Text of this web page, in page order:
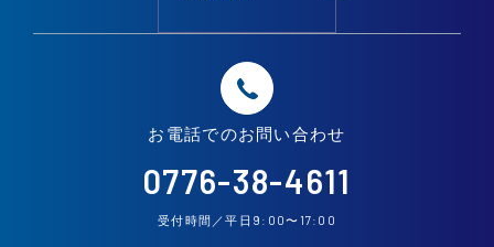
お電話でのお問い合わせ
0776-38-4611
受付時間／平日 9:00〜 17:00